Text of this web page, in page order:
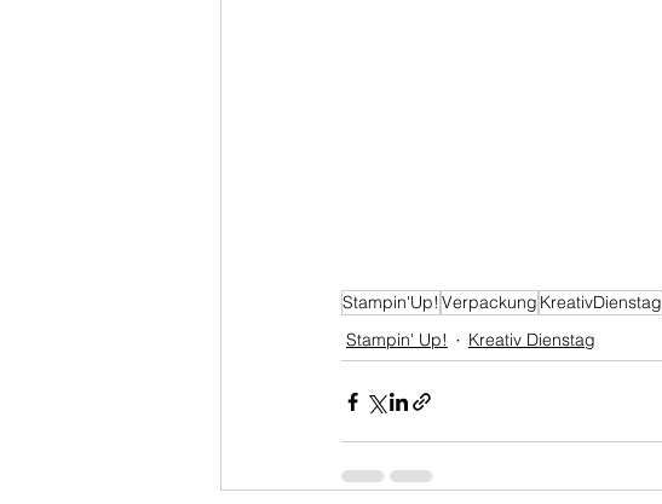
Stampin'Up! Verpackung KreativDienstag
Stampin' Up!
Kreativ Dienstag